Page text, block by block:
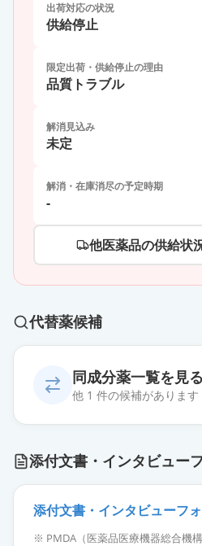
出荷対応の状況
供給停止
限定出荷・供給停止の理由
品質トラブル
解消見込み
未定
解消・在庫消尽の予定時期
-
他医薬品の供給状
代替薬候補
同成分薬一覧を見る
他 1 件の候補があります
シリンジ
薬価 10025 円
添付文書・インタビュー
添付文書・インタビューフ
※ PMDA（医薬品医療機器総合機